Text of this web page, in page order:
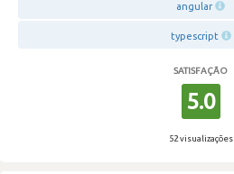
angular
typescript
SATISFAÇÃO
5.0
52 visualizações